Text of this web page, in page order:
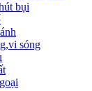
bụi
sóng